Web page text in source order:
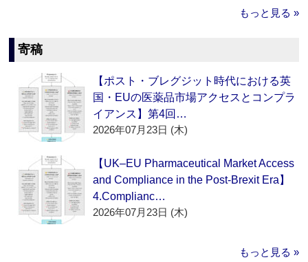
もっと見る »
寄稿
【ポスト・ブレグジット時代における英
国・EUの医薬品市場アクセスとコンプラ
イアンス】第4回…
2026年07月23日 (木)
【UK–EU Pharmaceutical Market Access
and Compliance in the Post-Brexit Era】
4.Complianc…
2026年07月23日 (木)
もっと見る »